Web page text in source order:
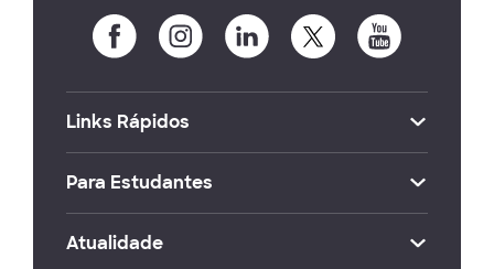
Links Rápidos
Para Estudantes
Atualidade